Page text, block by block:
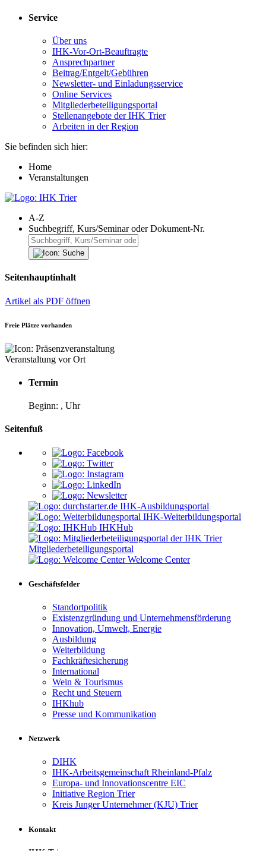
Service
Über uns
IHK-Vor-Ort-Beauftragte
Ansprechpartner
Beitrag/Entgelt/Gebühren
Newsletter- und Einladungsservice
Online Services
Mitgliederbeteiligungsportal
Stellenangebote der IHK Trier
Arbeiten in der Region
Sie befinden sich hier:
Home
Veranstaltungen
A-Z
Suchbegriff, Kurs/Seminar oder Dokument-Nr.
Seitenhauptinhalt
Artikel als PDF öffnen
Freie Plätze vorhanden
Veranstaltung vor Ort
Termin
Beginn: , Uhr
Seitenfuß
IHK-Ausbildungsportal
IHK-Weiterbildungsportal
IHKHub
Mitgliederbeteiligungsportal
Welcome Center
Geschäftsfelder
Standortpolitik
Existenzgründung und Unternehmensförderung
Innovation, Umwelt, Energie
Ausbildung
Weiterbildung
Fachkräftesicherung
International
Wein & Tourismus
Recht und Steuern
IHKhub
Presse und Kommunikation
Netzwerk
DIHK
IHK-Arbeitsgemeinschaft Rheinland-Pfalz
Europa- und Innovationscentre EIC
Initiative Region Trier
Kreis Junger Unternehmer (KJU) Trier
Kontakt